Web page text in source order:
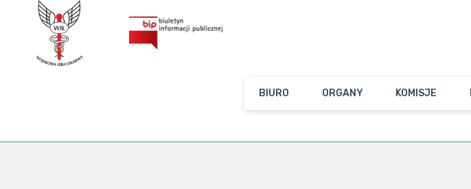
BIURO ORGANY KOMISJE